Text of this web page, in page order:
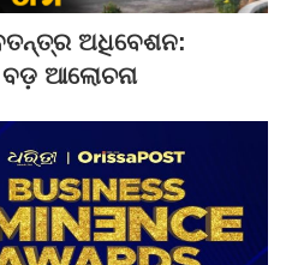
ଅଧିବେଶନ:
ଆଲୋଚନା